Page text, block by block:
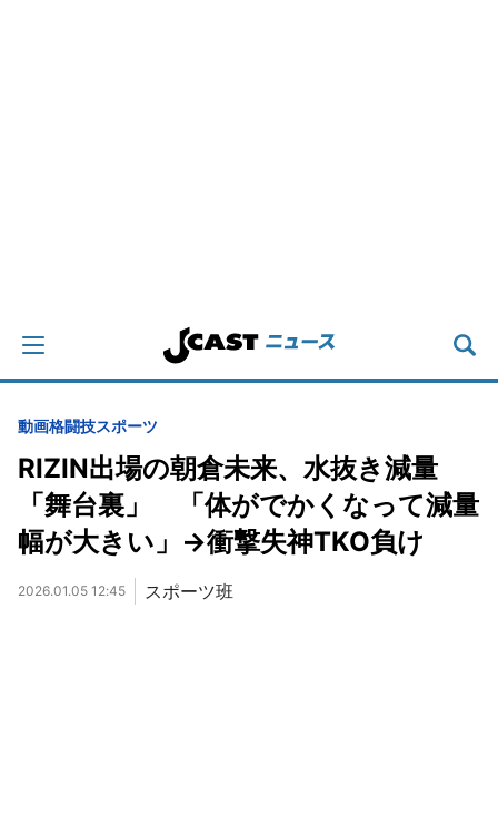
動画格闘技スポーツ
RIZIN出場の朝倉未来、水抜き減量
「舞台裏」 「体がでかくなって減量
幅が大きい」→衝撃失神TKO負け
2026.01.05 12:45 スポーツ班